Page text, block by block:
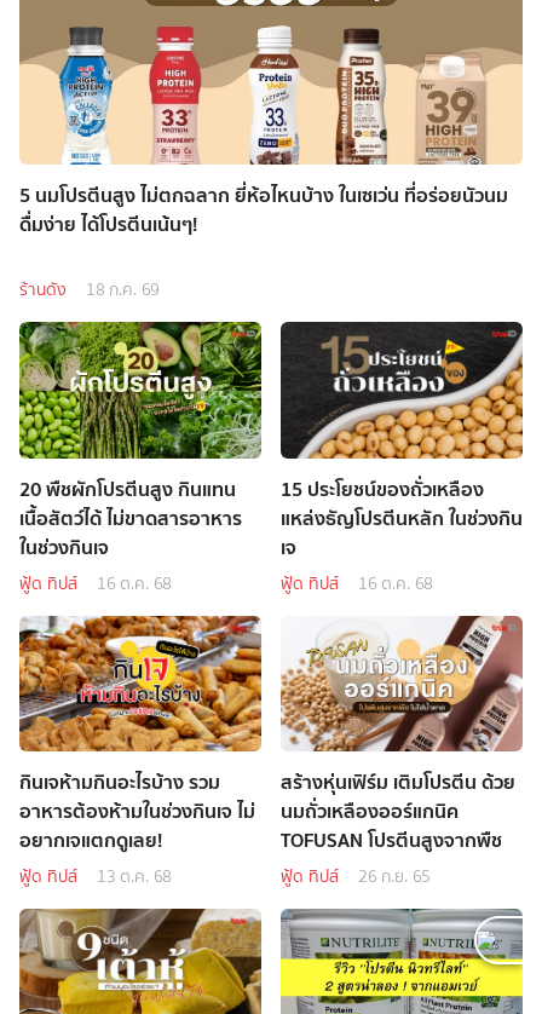
5 นมโปรตีนสูง ไม่ตกฉลาก ยี่ห้อไหนบ้าง ในเซเว่น ที่อร่อยนัวนม
ดื่มง่าย ได้โปรตีนเน้นๆ!
ร้านดัง 18 ก.ค. 69
20 พืชผักโปรตีนสูง กินแทน
เนื้อสัตว์ได้ ไม่ขาดสารอาหาร
ในช่วงกินเจ
ฟู้ด ทิปส์ 16 ต.ค. 68
15 ประโยชน์ของถั่วเหลือง
แหล่งธัญโปรตีนหลัก ในช่วงกิน
เจ
ฟู้ด ทิปส์ 16 ต.ค. 68
กินเจห้ามกินอะไรบ้าง รวม
อาหารต้องห้ามในช่วงกินเจ ไม่
อยากเจแตกดูเลย!
ฟู้ด ทิปส์ 13 ต.ค. 68
สร้างหุ่นเฟิร์ม เติมโปรตีน ด้วย
นมถั่วเหลืองออร์แกนิค
TOFUSAN โปรตีนสูงจากพืช
ฟู้ด ทิปส์ 26 ก.ย. 65